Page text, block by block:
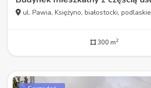
ul. Pawia, Księżyno, białostocki, podlaskie
300 m2